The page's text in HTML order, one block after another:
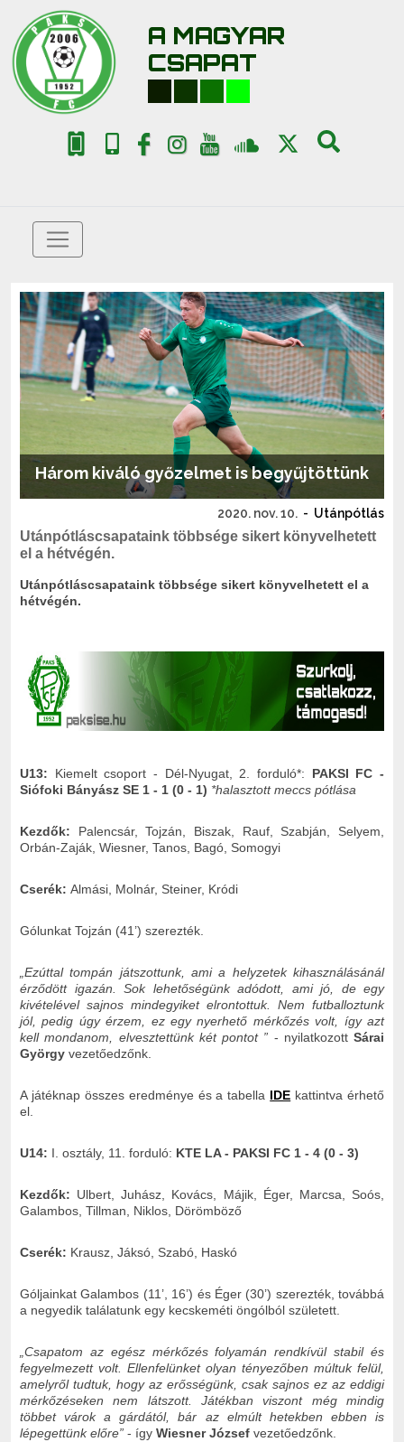
A MAGYAR
CSAPAT
Három kiváló győzelmet is begyűjtöttünk
2020. nov. 10. - Utánpótlás
Utánpótláscsapataink többsége sikert könyvelhetett
el a hétvégén.
Utánpótláscsapataink többsége sikert könyvelhetett el a
hétvégén.
U13: Kiemelt csoport - Dél-Nyugat, 2. forduló*: PAKSI FC -
Siófoki Bányász SE 1 - 1 (0 - 1) *halasztott meccs pótlása
Kezdők: Palencsár, Tojzán, Biszak, Rauf, Szabján, Selyem,
Orbán-Zaják, Wiesner, Tanos, Bagó, Somogyi
Cserék: Almási, Molnár, Steiner, Kródi
Gólunkat Tojzán (41’) szerezték.
„Ezúttal tompán játszottunk, ami a helyzetek kihasználásánál
érződött igazán. Sok lehetőségünk adódott, ami jó, de egy
kivételével sajnos mindegyiket elrontottuk. Nem futballoztunk
jól, pedig úgy érzem, ez egy nyerhető mérkőzés volt, így azt
kell mondanom, elvesztettünk két pontot ” - nyilatkozott Sárai
György vezetőedzőnk.
A játéknap összes eredménye és a tabella IDE kattintva érhető
el.
U14: I. osztály, 11. forduló: KTE LA - PAKSI FC 1 - 4 (0 - 3)
Kezdők: Ulbert, Juhász, Kovács, Májik, Éger, Marcsa, Soós,
Galambos, Tillman, Niklos, Dörömböző
Cserék: Krausz, Jáksó, Szabó, Haskó
Góljainkat Galambos (11’, 16’) és Éger (30’) szerezték, továbbá
a negyedik találatunk egy kecskeméti öngólból született.
„Csapatom az egész mérkőzés folyamán rendkívül stabil és
fegyelmezett volt. Ellenfelünket olyan tényezőben múltuk felül,
amelyről tudtuk, hogy az erősségünk, csak sajnos ez az eddigi
mérkőzéseken nem látszott. Játékban viszont még mindig
többet várok a gárdától, bár az elmúlt hetekben ebben is
lépegettünk előre” - így Wiesner József vezetőedzőnk.